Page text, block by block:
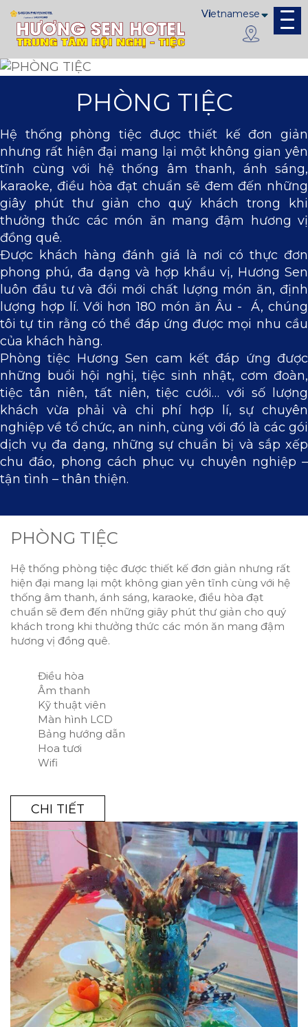
PHÒNG TIỆC
Hệ thống phòng tiệc được thiết kế đơn giản
nhưng rất hiện đại mang lại một không gian yên
tĩnh cùng với hệ thống âm thanh, ánh sáng,
karaoke, điều hòa đạt chuẩn sẽ đem đến những
giây phút thư giản cho quý khách trong khi
thưởng thức các món ăn mang đậm hương vị
đồng quê.
Được khách hàng đánh giá là nơi có thực đơn
phong phú, đa dạng và hợp khẩu vị, Hương Sen
luôn đầu tư và đổi mới chất lượng món ăn, định
lượng hợp lí. Với hơn 180 món ăn Âu - Á, chúng
tôi tự tin rằng có thể đáp ứng được mọi nhu cầu
của khách hàng.
Phòng tiệc Hương Sen cam kết đáp ứng được
những buổi hội nghị, tiệc sinh nhật, cơm đoàn,
tiệc tân niên, tất niên, tiệc cưới… với số lượng
khách vừa phải và chi phí hợp lí, sự chuyên
nghiệp về tổ chức, an ninh, cùng với đó là các gói
dịch vụ đa dạng, những sự chuẩn bị và sắp xếp
chu đáo, phong cách phục vụ chuyên nghiệp –
tận tình – thân thiện.
PHÒNG TIỆC
Hệ thống phòng tiệc được thiết kế đơn giản nhưng rất
hiện đại mang lại một không gian yên tĩnh cùng với hệ
thống âm thanh, ánh sáng, karaoke, điều hòa đạt
chuẩn sẽ đem đến những giây phút thư giản cho quý
khách trong khi thưởng thức các món ăn mang đậm
hương vị đồng quê.
Điều hòa
Âm thanh
Kỹ thuật viên
Màn hình LCD
Bảng hướng dẫn
Hoa tươi
Wifi
CHI TIẾT